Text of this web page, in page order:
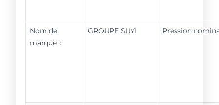
Nom de
marque：
GROUPE SUYI Pression